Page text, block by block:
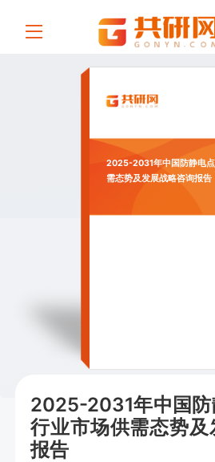
2025-2031年中国防静电
需态势及发展战略咨询报告
2025-2031年中国防
行业市场供需态势
报告